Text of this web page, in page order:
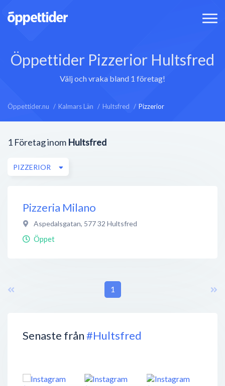
Öppettider Pizzerior Hultsfred
Välj och vraka bland 1 företag!
Öppettider.nu Kalmars Län Hultsfred Pizzerior
Senaste från#Hultsfred
1 Företag inom Hultsfred
PIZZERIOR
Pizzeria Milano
Aspedalsgatan, 577 32 Hultsfred
Öppet
1